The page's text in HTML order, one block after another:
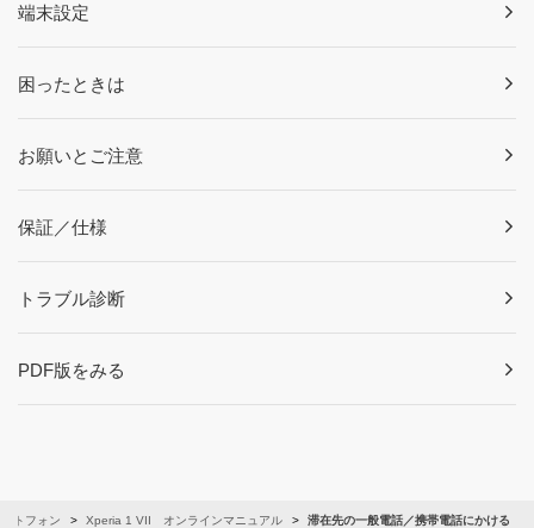
端末設定
困ったときは
お願いとご注意
保証／仕様
トラブル診断
PDF版をみる
トフォン Xperia 1 VII オンラインマニュアル 滞在先の一般電話／携帯電話にかける